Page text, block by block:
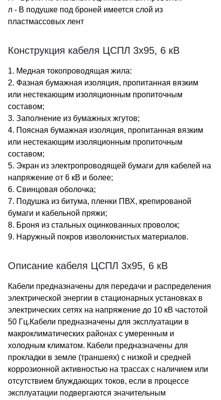
л - В подушке под броней имеется слой из
пластмассовых лент
Конструкция кабеля ЦСПЛ 3х95, 6 кВ
1. Медная токопроводящая жила:
2. Фазная бумажная изоляция, пропитанная вязким
или нестекающим изоляционным пропиточным
составом;
3. Заполнение из бумажных жгутов;
4. Поясная бумажная изоляция, пропитанная вязким
или нестекающим изоляционным пропиточным
составом;
5. Экран из электропроводящей бумаги для кабелей на
напряжение от 6 кВ и более;
6. Свинцовая оболочка;
7. Подушка из битума, пленки ПВХ, крепированой
бумаги и кабельной пряжи;
8. Броня из стальных оцинкованных проволок;
9. Наружный покров изволокнистых материалов.
Описание кабеля ЦСПЛ 3х95, 6 кВ
Кабели предназначены для передачи и распределения
электрической энергии в стационарных установках в
электрических сетях на напряжение до 10 кВ частотой
50 Гц.Кабели предназначены для эксплуатации в
макроклиматических районах с умеренным и
холодным климатом. Кабели предназначены для
прокладки в земле (траншеях) с низкой и средней
коррозионной активностью на трассах с наличием или
отсутствием блуждающих токов, если в процессе
эксплуатации подвергаются значительным